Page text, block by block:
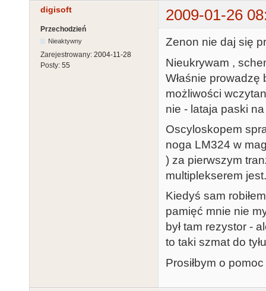
digisoft 2009-01-26
Przechodzień
Nieaktywny
Zarejestrowany: 2004-11-28
Posty: 55
Zenon nie daj się
Nieukrywam ,
Właśnie
możliwości
nie - lataja paski
Oscyloskopem
noga LM324 w
) za pierwszym
multiplekserem
Kiedyś sam
pamięć mnie nie
był tam rezystor -
to taki szmat do
Prosiłbym o